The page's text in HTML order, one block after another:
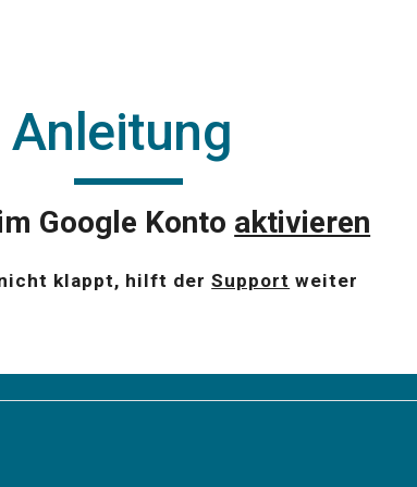
Anleitung
Google Konto aktivieren
nicht klappt, hilft der Support weiter